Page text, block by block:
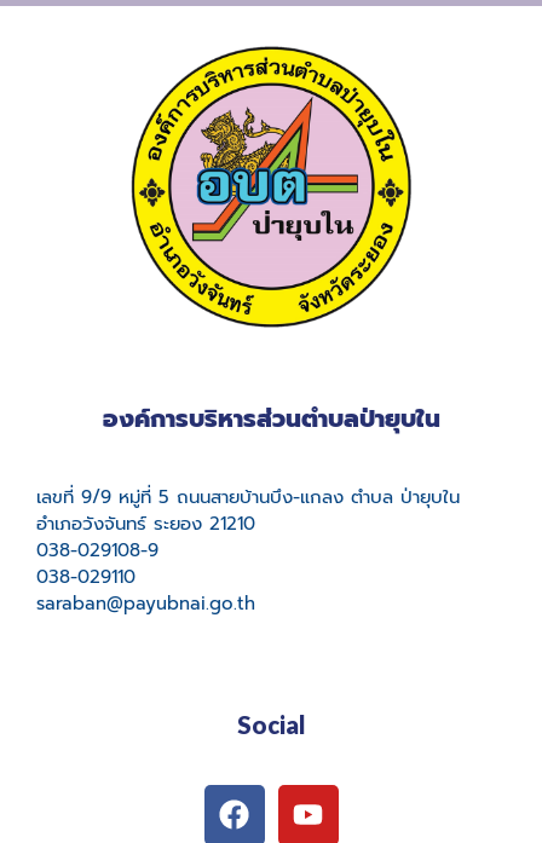
องค์การบริหารส่วนตำบลป่ายุบใน
เลขที่ 9/9 หมู่ที่ 5 ถนนสายบ้านบึง-แกลง ตำบล ป่ายุบใน
อำเภอวังจันทร์ ระยอง 21210
038-029108-9
038-029110
saraban@payubnai.go.th
Social